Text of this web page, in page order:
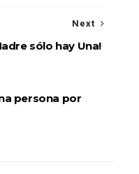
Next
sólo hay Una!
persona por